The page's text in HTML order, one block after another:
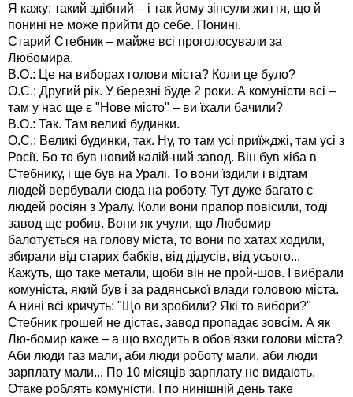
Я кажу: такий здібний – і так йому зіпсули життя, що й
понині не може прийти до себе. Понині.
Старий Стебник – майже всі проголосували за
Любомира.
В.О.: Це на виборах голови міста? Коли це було?
О.С.: Другий рік. У березні буде 2 роки. А комуністи всі –
там у нас ще є "Нове місто" – ви їхали бачили?
В.О.: Так. Там великі будинки.
О.С.: Великі будинки, так. Ну, то там усі приїжджі, там усі з
Росії. Бо то був новий калій-ний завод. Він був хіба в
Стебнику, і ще був на Уралі. То вони їздили і відтам
людей вербували сюда на роботу. Тут дуже багато є
людей росіян з Уралу. Коли вони прапор повісили, тоді
завод ще робив. Вони як учули, що Любомир
балотується на голову міста, то вони по хатах ходили,
збирали від старих бабків, від дідусів, від усього...
Кажуть, що таке метали, щоби він не прой-шов. І вибрали
комуніста, який був і за радянської влади головою міста.
А нині всі кричуть: "Що ви зробили? Які то вибори?"
Стебник грошей не дістає, завод пропадає зовсім. А як
Лю-бомир каже – а що входить в обов'язки голови міста?
Аби люди газ мали, аби люди роботу мали, аби люди
зарплату мали... По 10 місяців зарплату не видають.
Отаке роблять комуністи. І по нинішній день таке